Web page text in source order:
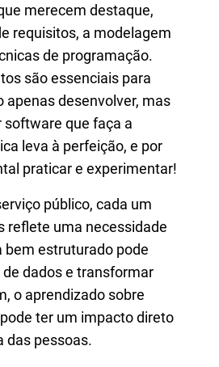
merecem destaque,
requisitos, a modelagem
de programação.
são essenciais para
apenas desenvolver, mas
que faça a
leva à perfeição, e por
praticar e experimentar!
público, cada um
reflete uma necessidade
bem estruturado pode
dados e transformar
o aprendizado sobre
ter um impacto direto
das pessoas.